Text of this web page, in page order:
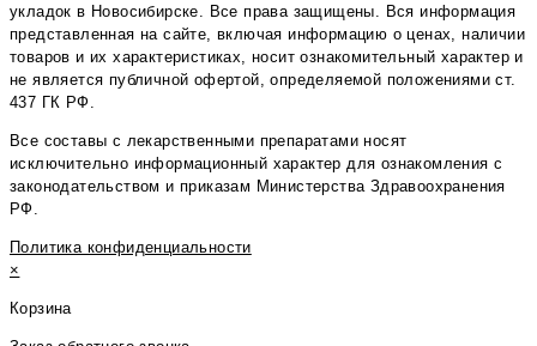
укладок в Новосибирске. Все права защищены. Вся информация
представленная на сайте, включая информацию о ценах, наличии
товаров и их характеристиках, носит ознакомительный характер и
не является публичной офертой, определяемой положениями ст.
437 ГК РФ.
Все составы с лекарственными препаратами носят
исключительно информационный характер для ознакомления с
законодательством и приказам Министерства Здравоохранения
РФ.
Политика конфиденциальности
×
Корзина